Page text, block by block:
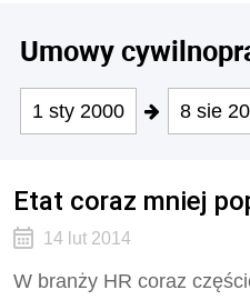
Umowy
1 sty 2000 8 sie
Etat coraz mniej
14 lut 2014
W branży HR coraz